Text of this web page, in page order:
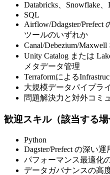
Databricks、Snowflake
SQL
Airflow/Ddagster/
ツールのいずれか
Canal/Debezium/
Unity Catalog または
メタデータ管理
Terraformによる
大規模データパイプラ
問題解決力と対外コミ
歓迎スキル（該当する場
Python
Dagster/Prefect の深い運
パフォーマンス最適化
データガバナンスの高